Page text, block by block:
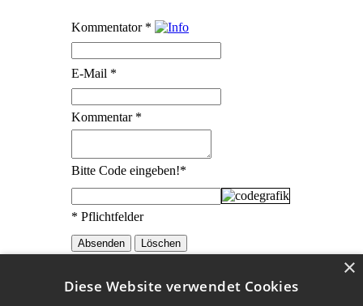
Kommentator *
E-Mail *
Kommentar *
Bitte Code eingeben!*
* Pflichtfelder
Die Erklärungen zu den Redewendungen wurden mit
Diese Website verwendet Cookies
×